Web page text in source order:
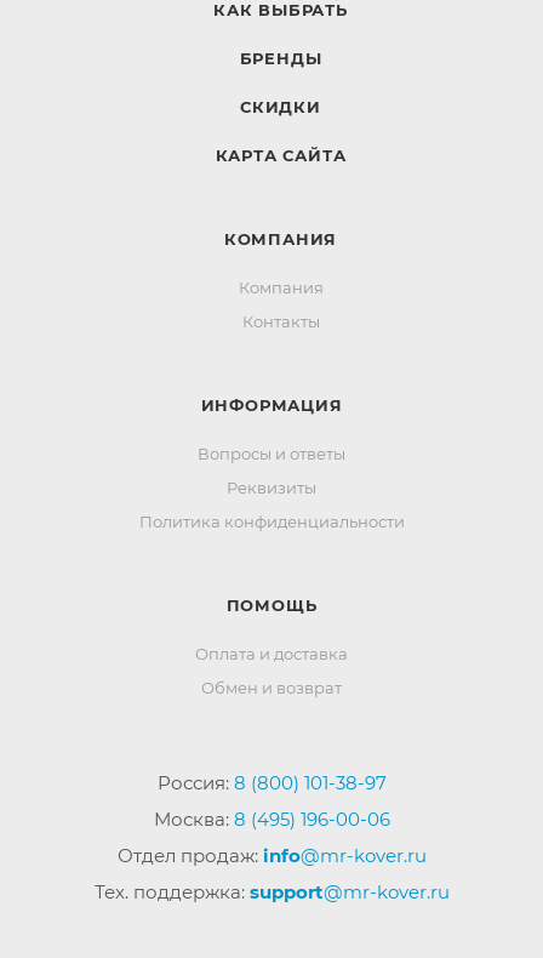
КАК ВЫБРАТЬ
БРЕНДЫ
СКИДКИ
КАРТА САЙТА
КОМПАНИЯ
Компания
Контакты
ИНФОРМАЦИЯ
Вопросы и ответы
Реквизиты
Политика конфиденциальности
ПОМОЩЬ
Оплата и доставка
Обмен и возврат
Россия: 8 (800) 101-38-97
Москва: 8 (495) 196-00-06
Отдел продаж: info@mr-kover.ru
Тех. поддержка: support@mr-kover.ru